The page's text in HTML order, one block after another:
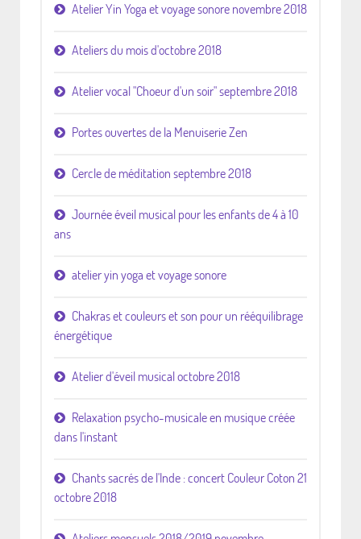
Atelier Yin Yoga et voyage sonore novembre 2018
Ateliers du mois d'octobre 2018
Atelier vocal "Choeur d'un soir" septembre 2018
Portes ouvertes de la Menuiserie Zen
Cercle de méditation septembre 2018
Journée éveil musical pour les enfants de 4 à 10
ans
atelier yin yoga et voyage sonore
Chakras et couleurs et son pour un rééquilibrage
énergétique
Atelier d'éveil musical octobre 2018
Relaxation psycho-musicale en musique créée
dans l'instant
Chants sacrés de l'Inde : concert Couleur Coton 21
octobre 2018